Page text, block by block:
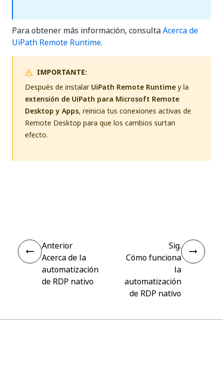
Para obtener más información, consultaAcerca de
UiPath Remote Runtime.
IMPORTANTE:
Después de instalarUiPath Remote Runtimey la
extensión de UiPath para Microsoft Remote
Desktop y Apps, reinicia tus conexiones activas de
Remote Desktop para que los cambios surtan
efecto.
Anterior
Acerca de la
automatización
de RDP nativo
Sig.
Cómo funciona
la
automatización
de RDP nativo